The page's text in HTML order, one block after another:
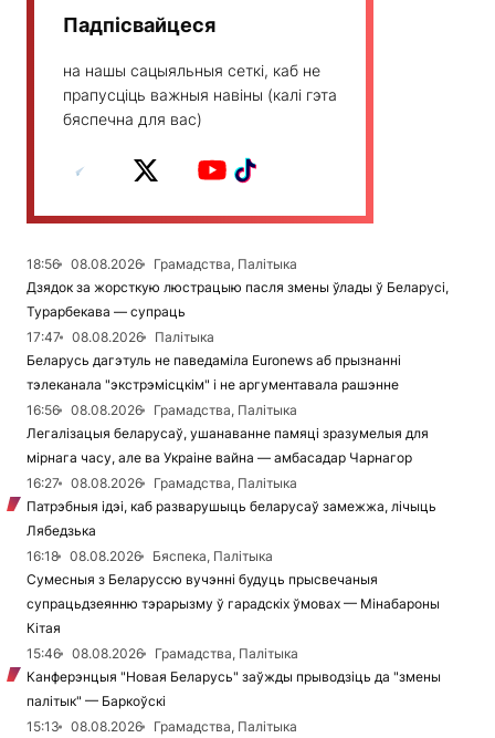
Падпісвайцеся
на нашы сацыяльныя сеткі, каб не
прапусціць важныя навіны (калі гэта
бяспечна для вас)
18:56 08.08.2026
Грамадства, Палітыка
Дзядок за жорсткую люстрацыю пасля змены ўлады ў Беларусі,
Турарбекава — супраць
17:47
08.08.2026
Палітыка
Беларусь дагэтуль не паведаміла Euronews аб прызнанні
тэлеканала "экстрэмісцкім" і не аргументавала рашэнне
16:56
08.08.2026
Грамадства, Палітыка
Легалізацыя беларусаў, ушанаванне памяці зразумелыя для
мірнага часу, але ва Украіне вайна — амбасадар Чарнагор
16:27
08.08.2026
Грамадства, Палітыка
Патрэбныя ідэі, каб разварушыць беларусаў замежжа, лічыць
Лябедзька
16:18
08.08.2026
Бяспека, Палітыка
Сумесныя з Беларуссю вучэнні будуць прысвечаныя
супрацьдзеянню тэрарызму ў гарадскіх ўмовах — Мінабароны
Кітая
15:46
08.08.2026
Грамадства, Палітыка
Канферэнцыя "Новая Беларусь" заўжды прыводзіць да "змены
палітык" — Баркоўскі
15:13
08.08.2026
Грамадства, Палітыка